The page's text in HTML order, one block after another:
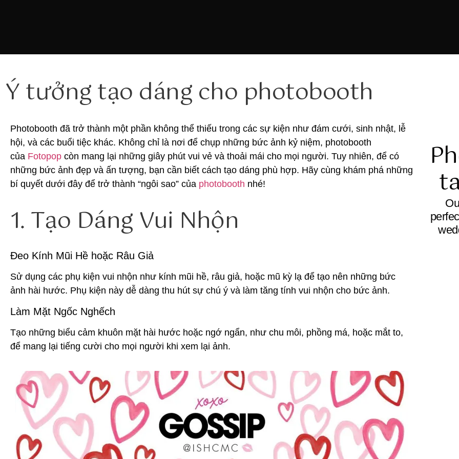
Ý tưởng tạo dáng cho photobooth
Photobooth đã trở thành một phần không thể thiếu trong các sự kiện như đám cưới, sinh nhật, lễ
hội, và các buổi tiệc khác. Không chỉ là nơi để chụp những bức ảnh kỷ niệm, photobooth
của Fotopop còn mang lại những giây phút vui vẻ và thoải mái cho mọi người. Tuy nhiên, để có
những bức ảnh đẹp và ấn tượng, bạn cần biết cách tạo dáng phù hợp. Hãy cùng khám phá những
bí quyết dưới đây để trở thành “ngôi sao” của photobooth nhé!
1. Tạo Dáng Vui Nhộn
Đeo Kính Mũi Hề hoặc Râu Giả
Sử dụng các phụ kiện vui nhộn như kính mũi hề, râu giả, hoặc mũ kỳ lạ để tạo nên những bức
ảnh hài hước. Phụ kiện này dễ dàng thu hút sự chú ý và làm tăng tính vui nhộn cho bức ảnh.
Làm Mặt Ngốc Nghếch
Tạo những biểu cảm khuôn mặt hài hước hoặc ngớ ngẩn, như chu môi, phồng má, hoặc mắt to,
để mang lại tiếng cười cho mọi người khi xem lại ảnh.